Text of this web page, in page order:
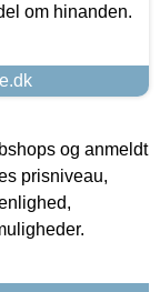
om hinanden.
og anmeldt
prisniveau,